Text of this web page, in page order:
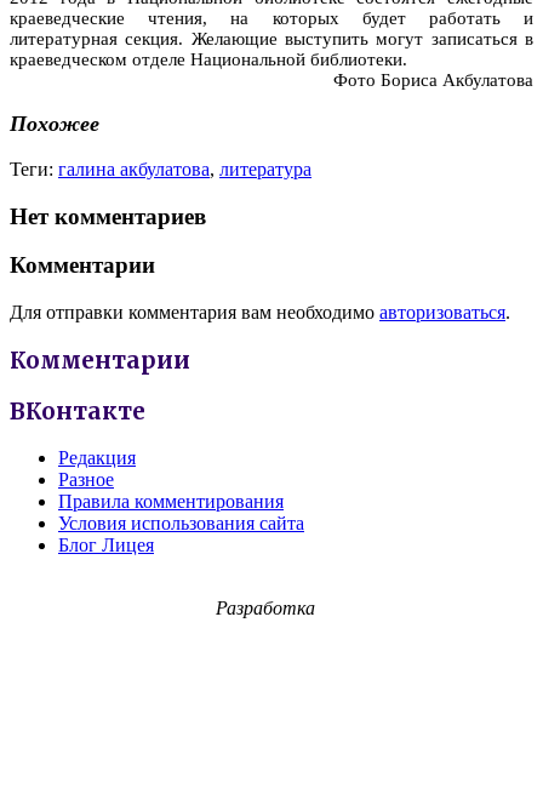
краеведческие чтения, на которых будет работать и
литературная секция. Желающие выступить могут записаться в
краеведческом отделе Национальной библиотеки.
Фото Бориса Акбулатова
Похожее
Теги: галина акбулатова, литература
Нет комментариев
Комментарии
Для отправки комментария вам необходимо авторизоваться.
Комментарии
ВКонтакте
Редакция
Разное
Правила комментирования
Условия использования сайта
Блог Лицея
Разработка